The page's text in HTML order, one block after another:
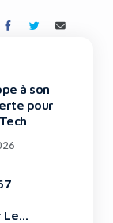
à son
pour
Le